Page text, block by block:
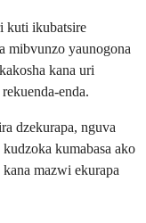
kuti ikubatsire
mibvunzo yaunogona
kana uri
enda.
dzekurapa, nguva
kumabasa ako
mazwi ekurapa